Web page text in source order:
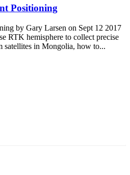
Positioning
by Gary Larsen on Sept 12 2017
RTK hemisphere to collect precise
satellites in Mongolia, how to...